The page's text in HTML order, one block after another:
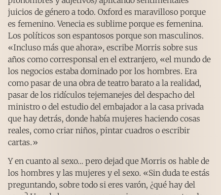
juicios de género a todo. Oxford es maravilloso porque
es femenino. Venecia es sublime porque es femenina.
Los políticos son espantosos porque son masculinos.
«Incluso más que ahora», escribe Morris sobre sus
años como corresponsal en el extranjero, «el mundo de
los negocios estaba dominado por los hombres. Era
como pasar de una obra de teatro barato a la realidad,
pasar de los ridículos tejemanejes del despacho del
ministro o del estudio del embajador a la casa privada
que hay detrás, donde había mujeres haciendo cosas
reales, como criar niños, pintar cuadros o escribir
cartas.»
Y en cuanto al sexo… pero dejad que Morris os hable de
los hombres y las mujeres y el sexo. «Sin duda te estás
preguntando, sobre todo si eres varón, ¿qué hay del